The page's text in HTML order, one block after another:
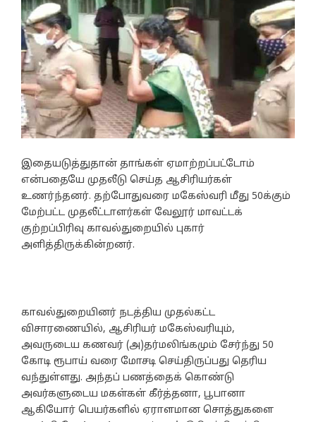
இதையடுத்துதான் தாங்கள் ஏமாற்றப்பட்டோம்
என்பதையே முதலீடு செய்த ஆசிரியர்கள்
உணர்ந்தனர். தற்போதுவரை மகேஸ்வரி மீது 50க்கும்
மேற்பட்ட முதலீட்டாளர்கள் வேலூர் மாவட்டக்
குற்றப்பிரிவு காவல்துறையில் புகார்
அளித்திருக்கின்றனர்.
காவல்துறையினர் நடத்திய முதல்கட்ட
விசாரணையில், ஆசிரியர் மகேஸ்வரியும்,
அவருடைய கணவர் (அ)தர்மலிங்கமும் சேர்ந்து 50
கோடி ரூபாய் வரை மோசடி செய்திருப்பது தெரிய
வந்துள்ளது. அந்தப் பணத்தைக் கொண்டு
அவர்களுடைய மகள்கள் கீர்த்தனா, பூபானா
ஆகியோர் பெயர்களில் ஏராளமான சொத்துகளை